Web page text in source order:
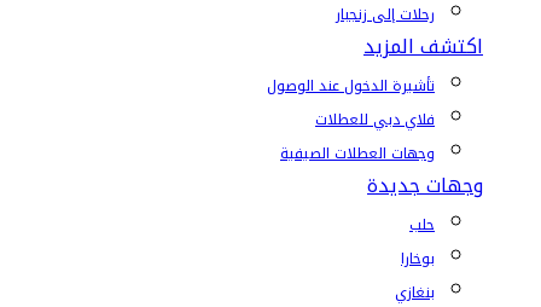
رحلات إلى زنجبار
اكتشف المزيد
تأشيرة الدخول عند الوصول
فلاي دبي للعطلات
وجهات العطلات الصيفية
وجهات جديدة
حلب
بوخارا
بنغازي